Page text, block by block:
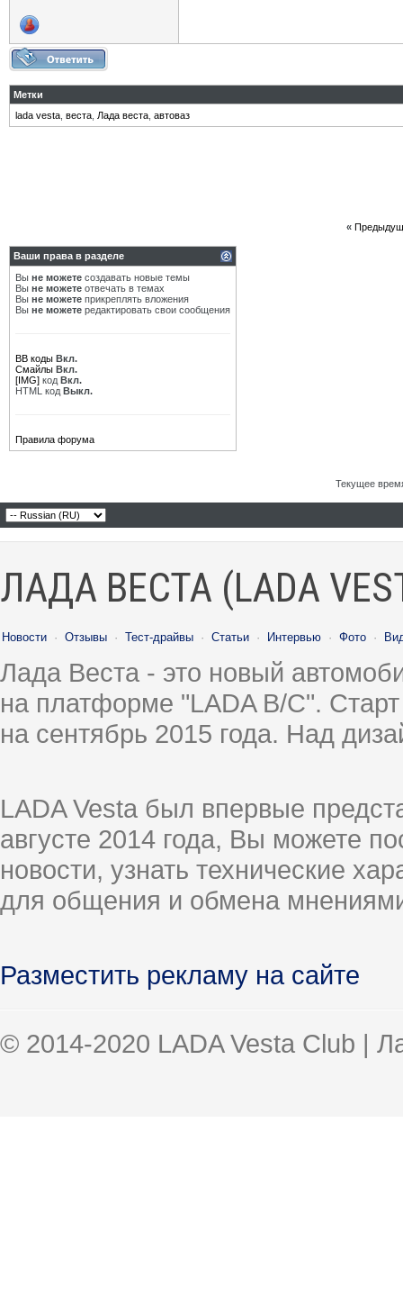
Метки
lada vesta веста Лада веста автоваз
«
Ваши права в разделе
Вы не можете создавать новые темы
Вы не можете отвечать в темах
Вы не можете прикреплять вложения
Вы не можете редактировать свои сообщения
BB коды Вкл.
Смайлы Вкл.
[IMG] код Вкл.
HTML код Выкл.
Правила форума
Текущее
ЛАДА ВЕСТА (LADA
Новости · Отзывы · Тест-драйвы · Статьи · Интервью · Фото ·
Лада Веста - это новый
на платформе "LADA B/C".
на сентябрь 2015 года. Над
LADA Vesta был впервые
августе 2014 года, Вы можете
новости, узнать технические
для общения и обмена
Разместить рекламу на сайте
© 2014-2020 LADA Vesta Club |